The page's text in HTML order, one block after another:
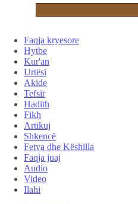
Faqja kryesore
Hytbe
Kur'an
Urtësi
Akide
Tefsir
Hadith
Fikh
Artikuj
Shkencë
Fetva dhe Këshilla
Faqja juaj
Audio
Video
Ilahi